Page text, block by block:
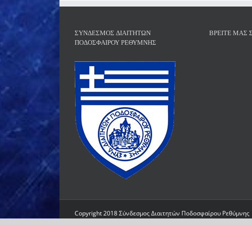
ΣΎΝΔΕΣΜΟΣ ΔΙΑΙΤΗΤΏΝ
ΠΟΔΟΣΦΑΊΡΟΥ ΡΕΘΎΜΝΗΣ
ΒΡΕΊΤΕ ΜΑΣ
Copyright 2018 Σύνδεσμος Διαιτητών Ποδοσφαίρου